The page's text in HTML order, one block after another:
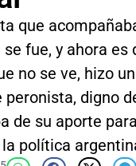
que
fue, y ahora es
no se ve, hizo
peronista, digno
de su aporte para
política